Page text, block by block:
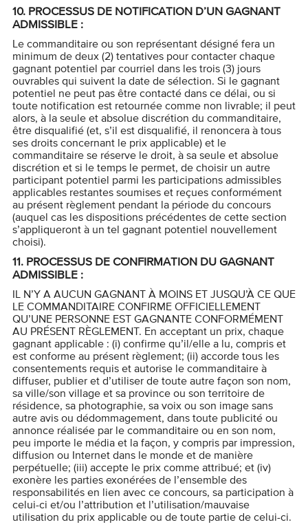
10. PROCESSUS DE NOTIFICATION D’UN GAGNANT
ADMISSIBLE :
Le commanditaire ou son représentant désigné fera un
minimum de deux (2) tentatives pour contacter chaque
gagnant potentiel par courriel dans les trois (3) jours
ouvrables qui suivent la date de sélection. Si le gagnant
potentiel ne peut pas être contacté dans ce délai, ou si
toute notification est retournée comme non livrable; il peut
alors, à la seule et absolue discrétion du commanditaire,
être disqualifié (et, s’il est disqualifié, il renoncera à tous
ses droits concernant le prix applicable) et le
commanditaire se réserve le droit, à sa seule et absolue
discrétion et si le temps le permet, de choisir un autre
participant potentiel parmi les participations admissibles
applicables restantes soumises et reçues conformément
au présent règlement pendant la période du concours
(auquel cas les dispositions précédentes de cette section
s’appliqueront à un tel gagnant potentiel nouvellement
choisi).
11. PROCESSUS DE CONFIRMATION DU GAGNANT
ADMISSIBLE :
IL N’Y A AUCUN GAGNANT À MOINS ET JUSQU’À CE QUE
LE COMMANDITAIRE CONFIRME OFFICIELLEMENT
QU’UNE PERSONNE EST GAGNANTE CONFORMÉMENT
AU PRÉSENT RÈGLEMENT. En acceptant un prix, chaque
gagnant applicable : (i) confirme qu’il/elle a lu, compris et
est conforme au présent règlement; (ii) accorde tous les
consentements requis et autorise le commanditaire à
diffuser, publier et d’utiliser de toute autre façon son nom,
sa ville/son village et sa province ou son territoire de
résidence, sa photographie, sa voix ou son image sans
autre avis ou dédommagement, dans toute publicité ou
annonce réalisée par le commanditaire ou en son nom,
peu importe le média et la façon, y compris par impression,
diffusion ou Internet dans le monde et de manière
perpétuelle; (iii) accepte le prix comme attribué; et (iv)
exonère les parties exonérées de l’ensemble des
responsabilités en lien avec ce concours, sa participation à
celui-ci et/ou l’attribution et l’utilisation/mauvaise
utilisation du prix applicable ou de toute partie de celui-ci.